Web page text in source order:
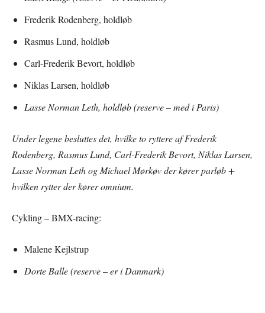
Frederik Rodenberg, holdløb
Rasmus Lund, holdløb
Carl-Frederik Bevort, holdløb
Niklas Larsen, holdløb
Lasse Norman Leth, holdløb (reserve – med i Paris)
Under legene besluttes det, hvilke to ryttere af Frederik
Rodenberg, Rasmus Lund, Carl-Frederik Bevort, Niklas Larsen,
Lasse Norman Leth og Michael Mørkøv der kører parløb +
hvilken rytter der kører omnium.
Cykling – BMX-racing:
Malene Kejlstrup
Dorte Balle (reserve – er i Danmark)